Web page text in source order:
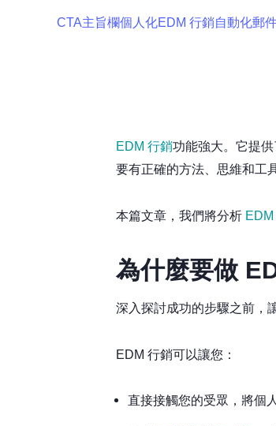
CTA主旨欄個人化EDM 行銷自動化郵
EDM 行銷功能強大。它提
要有正確的方法、思維和工
本篇文章，我們將分析
為什麼要做
深入探討成功的步驟之前，
EDM 行銷可以讓您：
直接接觸您的受眾，將個